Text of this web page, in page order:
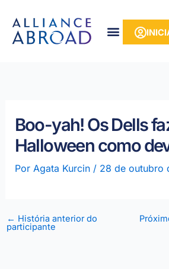
conteúdo
para
Boo-yah! Os Dells
Halloween como
Por Agata Kurcin / 28 de outubro
← História anterior do
participante